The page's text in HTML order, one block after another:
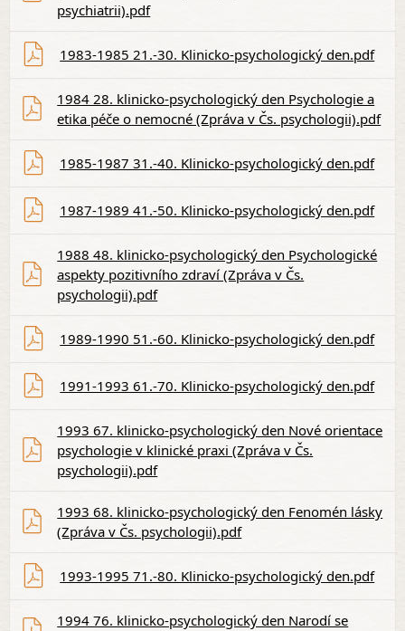
psychiatrii).pdf
1983-1985 21.-30. Klinicko-psychologický den.pdf
1984 28. klinicko-psychologický den Psychologie a
etika péče o nemocné (Zpráva v Čs. psychologii).pdf
1985-1987 31.-40. Klinicko-psychologický den.pdf
1987-1989 41.-50. Klinicko-psychologický den.pdf
1988 48. klinicko-psychologický den Psychologické
aspekty pozitivního zdraví (Zpráva v Čs.
psychologii).pdf
1989-1990 51.-60. Klinicko-psychologický den.pdf
1991-1993 61.-70. Klinicko-psychologický den.pdf
1993 67. klinicko-psychologický den Nové orientace
psychologie v klinické praxi (Zpráva v Čs.
psychologii).pdf
1993 68. klinicko-psychologický den Fenomén lásky
(Zpráva v Čs. psychologii).pdf
1993-1995 71.-80. Klinicko-psychologický den.pdf
1994 76. klinicko-psychologický den Narodí se